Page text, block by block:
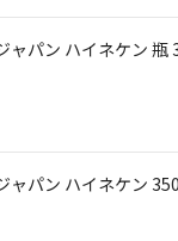
ャパン ハイネケン 瓶
ャパン ハイネケン